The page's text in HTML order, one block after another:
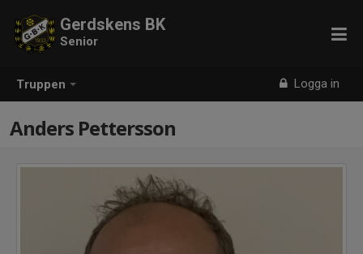
Truppen Logga in
Gerdskens BK
Senior
Anders Pettersson